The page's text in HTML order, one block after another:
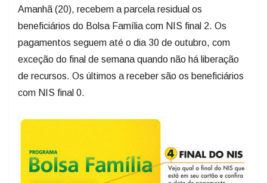
Amanhã (20), recebem a parcela residual os
beneficiários do Bolsa Família com NIS final 2. Os
pagamentos seguem até o dia 30 de outubro, com
exceção do final de semana quando não há liberação
de recursos. Os últimos a receber são os beneficiários
com NIS final 0.